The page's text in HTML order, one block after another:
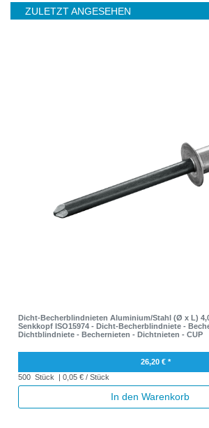
ZULETZT ANGESEHEN
Dicht-Becherblindnieten Aluminium/Stahl (Ø x L)
Senkkopf ISO15974 - Dicht-Becherblindniete -
Dichtblindniete - Bechernieten - Dichtnieten - CUP
26,20 € *
500 Stück | 0,05 € / Stück
In den Warenkorb